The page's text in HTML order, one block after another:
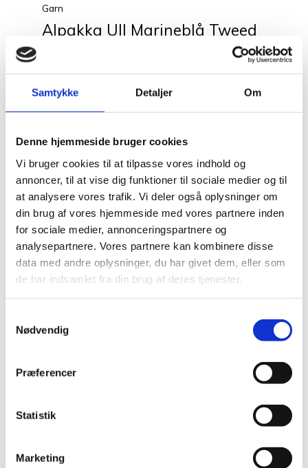
Samtykke Detaljer Om
Denne hjemmeside bruger cookies
Vi bruger cookies til at tilpasse vores indhold og
annoncer, til at vise dig funktioner til sociale medier og til
at analysere vores trafik. Vi deler også oplysninger om
din brug af vores hjemmeside med vores partnere inden
for sociale medier, annonceringspartnere og
analysepartnere. Vores partnere kan kombinere disse
data med andre oplysninger, du har givet dem, eller som
de har indsamlet fra din brug af deres tjenester.
Nødvendig
Præferencer
Statistik
Marketing
Garn
Alpakka Ull Marineblå Tweed
Alpakka Ull Dyp Burgunder 4372
kr.63,00 Læs mere
Garn
Alpakka Ull Blå Hortensia 6032
kr.63,00 Tilføj til kurv
Garn
Alpakka Ull Dark Olive 9873
kr.63,00
Alpakka Ull Dazzling Blue 5845